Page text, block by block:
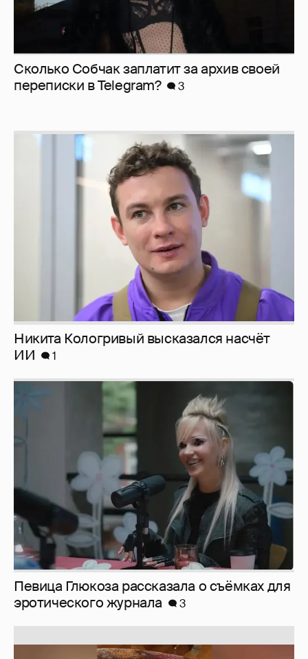
Сколько Собчак заплатит за архив своей
перeписки в Telegram?
3
Никита Кологривый высказался насчёт
ИИ
1
Певица Глюкоза рассказала о съёмках для
эротического журнала
3